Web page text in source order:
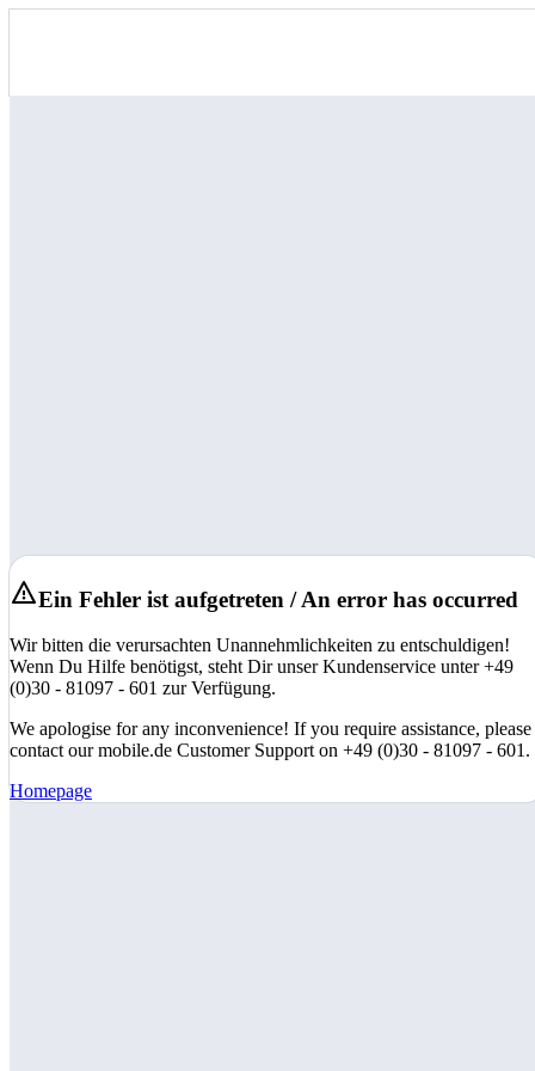
Ein Fehler ist aufgetreten / An error has occurred
Wir bitten die verursachten Unannehmlichkeiten zu entschuldigen!
Wenn Du Hilfe benötigst, steht Dir unser Kundenservice unter +49
(0)30 - 81097 - 601 zur Verfügung.
We apologise for any inconvenience! If you require assistance, please
contact our mobile.de Customer Support on +49 (0)30 - 81097 - 601.
Homepage